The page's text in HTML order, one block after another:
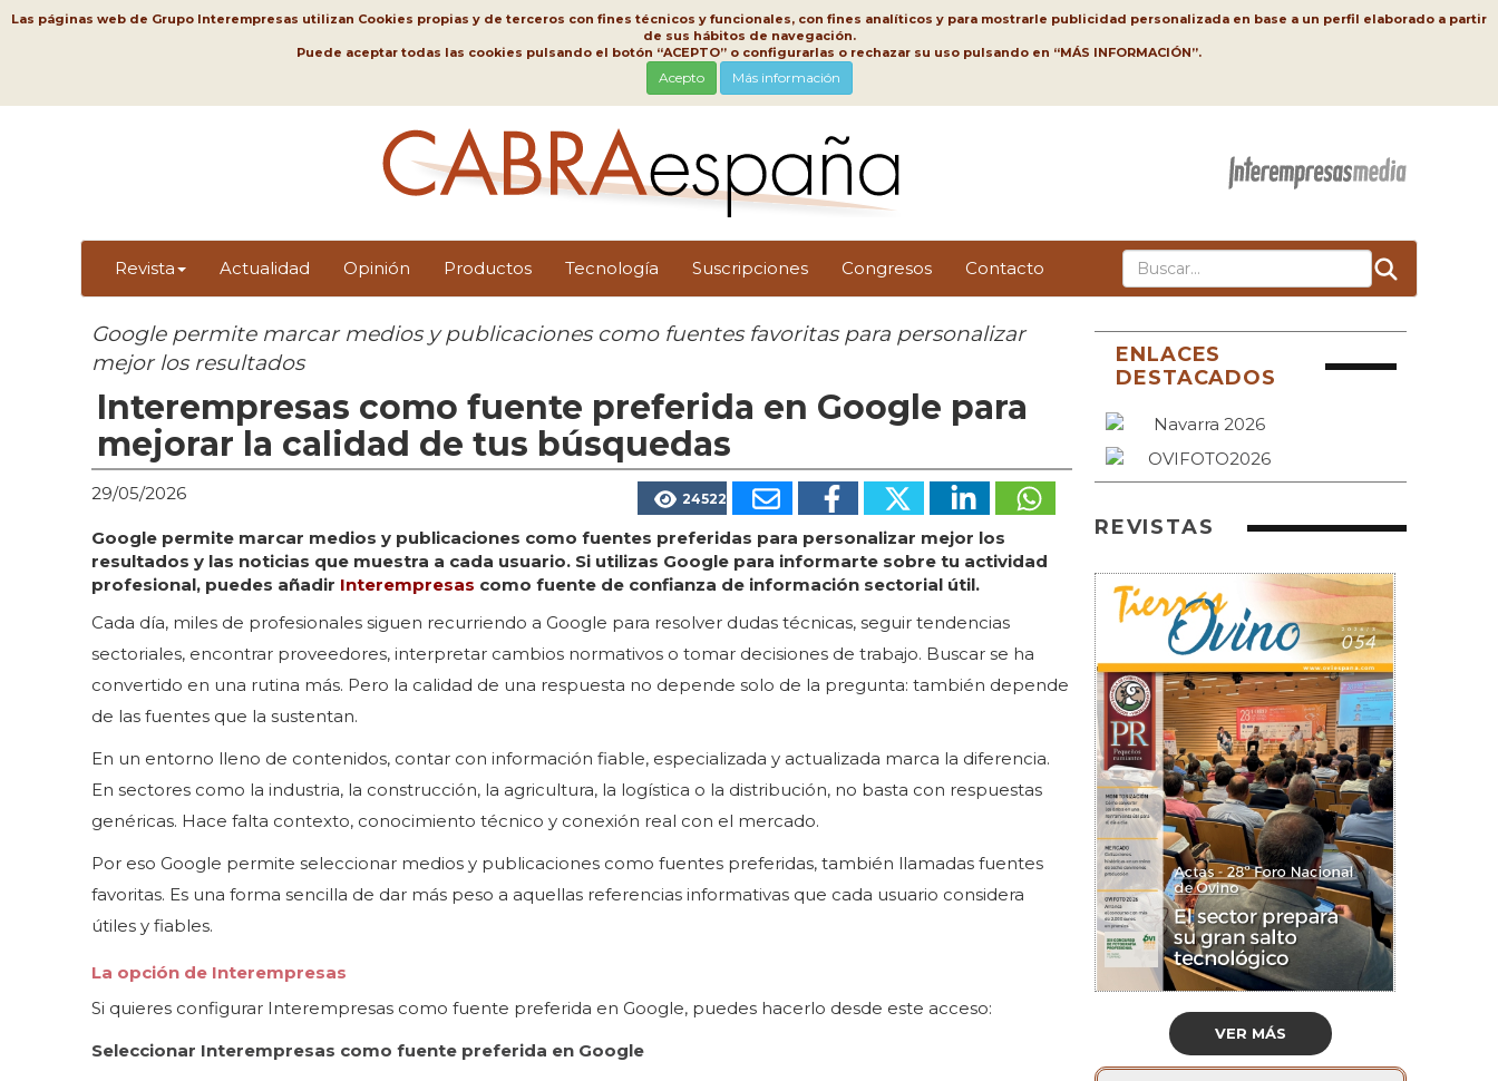
Las páginas web de Grupo Interempresas utilizan Cookies propias y de terceros con fines técnicos y funcionales, con fines analíticos y para mostrarle publicidad personalizada en base a un perfil elaborado a partir
de sus hábitos de navegación.
Puede aceptar todas las cookies pulsando el botón “ACEPTO” o configurarlas o rechazar su uso pulsando en “MÁS INFORMACIÓN”.
Acepto Más información
Revista Actualidad Opinión Productos Tecnología Suscripciones Congresos Contacto
Google permite marcar medios y publicaciones como fuentes favoritas para personalizar
mejor los resultados
Interempresas como fuente preferida en Google para
mejorar la calidad de tus búsquedas
29/05/2026 24522
Google permite marcar medios y publicaciones como fuentes preferidas para personalizar mejor los
resultados y las noticias que muestra a cada usuario. Si utilizas Google para informarte sobre tu actividad
profesional, puedes añadir Interempresas como fuente de confianza de información sectorial útil.
Cada día, miles de profesionales siguen recurriendo a Google para resolver dudas técnicas, seguir tendencias
sectoriales, encontrar proveedores, interpretar cambios normativos o tomar decisiones de trabajo. Buscar se ha
convertido en una rutina más. Pero la calidad de una respuesta no depende solo de la pregunta: también depende
de las fuentes que la sustentan.
En un entorno lleno de contenidos, contar con información fiable, especializada y actualizada marca la diferencia.
En sectores como la industria, la construcción, la agricultura, la logística o la distribución, no basta con respuestas
genéricas. Hace falta contexto, conocimiento técnico y conexión real con el mercado.
Por eso Google permite seleccionar medios y publicaciones como fuentes preferidas, también llamadas fuentes
favoritas. Es una forma sencilla de dar más peso a aquellas referencias informativas que cada usuario considera
útiles y fiables.
La opción de Interempresas
Si quieres configurar Interempresas como fuente preferida en Google, puedes hacerlo desde este acceso:
Seleccionar Interempresas como fuente preferida en Google
ENLACES
DESTACADOS
REVISTAS
VER MÁS